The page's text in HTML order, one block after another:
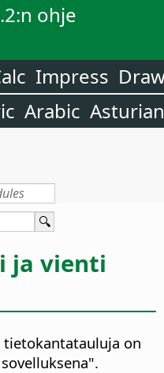
ohje
Impress
Arabic Asturian
ja vienti
tietokantatauluja on